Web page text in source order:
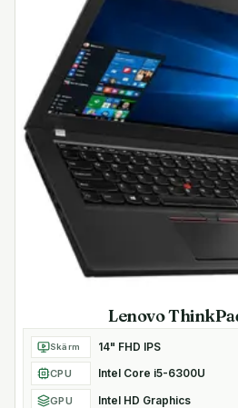
Lenovo
Skärm 14" FHD IPS
CPU Intel Core i5-6300U
GPU Intel HD Graphics